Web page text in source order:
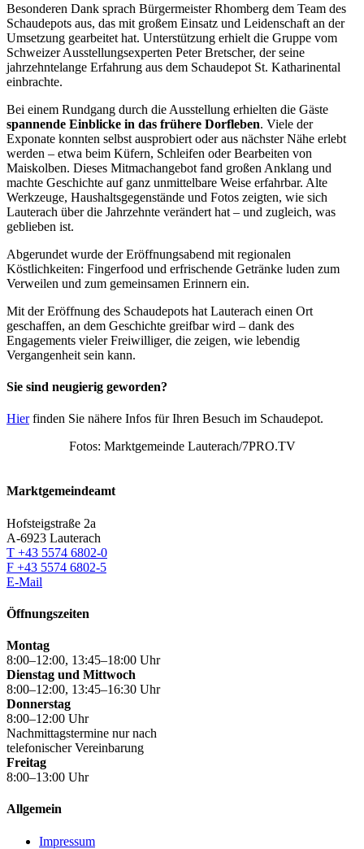
Besonderen Dank sprach Bürgermeister Rhomberg dem Team des
Schaudepots aus, das mit großem Einsatz und Leidenschaft an der
Umsetzung gearbeitet hat. Unterstützung erhielt die Gruppe vom
Schweizer Ausstellungsexperten Peter Bretscher, der seine
jahrzehntelange Erfahrung aus dem Schaudepot St. Katharinental
einbrachte.
Bei einem Rundgang durch die Ausstellung erhielten die Gäste
spannende Einblicke in das frühere Dorfleben. Viele der
Exponate konnten selbst ausprobiert oder aus nächster Nähe erlebt
werden – etwa beim Küfern, Schleifen oder Bearbeiten von
Maiskolben. Dieses Mitmachangebot fand großen Anklang und
machte Geschichte auf ganz unmittelbare Weise erfahrbar. Alte
Werkzeuge, Haushaltsgegenstände und Fotos zeigten, wie sich
Lauterach über die Jahrzehnte verändert hat – und zugleich, was
geblieben ist.
Abgerundet wurde der Eröffnungsabend mit regionalen
Köstlichkeiten: Fingerfood und erfrischende Getränke luden zum
Verweilen und zum gemeinsamen Erinnern ein.
Mit der Eröffnung des Schaudepots hat Lauterach einen Ort
geschaffen, an dem Geschichte greifbar wird – dank des
Engagements vieler Freiwilliger, die zeigen, wie lebendig
Vergangenheit sein kann.
Sie sind neugierig geworden?
Hierfinden Sie nähere Infos für Ihren Besuch im Schaudepot.
Fotos: Marktgemeinde Lauterach/7PRO.TV
Marktgemeindeamt
Hofsteigstraße 2a
A-6923 Lauterach
T +43 5574 6802-0
F +43 5574 6802-5
E-Mail
Öffnungszeiten
Montag
8:00–12:00, 13:45–18:00 Uhr
Dienstag und Mittwoch
8:00–12:00, 13:45–16:30 Uhr
Donnerstag
8:00–12:00 Uhr
Nachmittagstermine nur nach
telefonischer Vereinbarung
Freitag
8:00–13:00 Uhr
Allgemein
Impressum